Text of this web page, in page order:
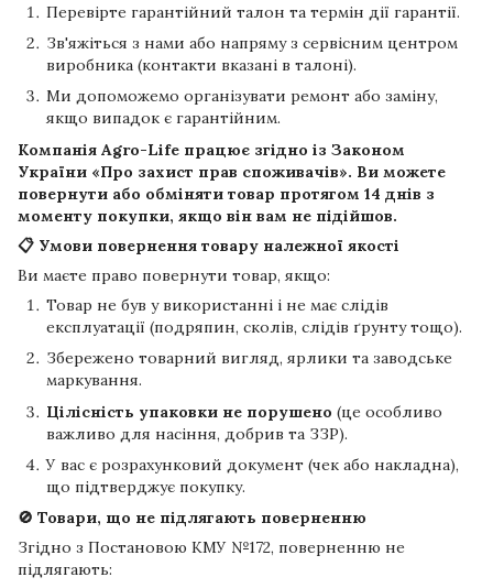
Перевірте гарантійний талон та термін дії гарантії.
Зв'яжіться з нами або напряму з сервісним центром
виробника (контакти вказані в талоні).
Ми допоможемо організувати ремонт або заміну,
якщо випадок є гарантійним.
Компанія Agro-Life працює згідно із Законом
України «Про захист прав споживачів». Ви можете
повернути або обміняти товар протягом 14 днів з
моменту покупки, якщо він вам не підійшов.
📋 Умови повернення товару належної якості
Ви маєте право повернути товар, якщо:
Товар не був у використанні і не має слідів
експлуатації (подряпин, сколів, слідів ґрунту тощо).
Збережено товарний вигляд, ярлики та заводське
маркування.
Цілісність упаковки не порушено (це особливо
важливо для насіння, добрив та ЗЗР).
У вас є розрахунковий документ (чек або накладна),
що підтверджує покупку.
🚫 Товари, що не підлягають поверненню
Згідно з Постановою КМУ №172, поверненню не
підлягають: